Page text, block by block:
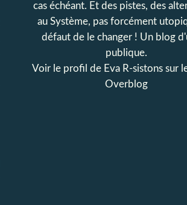
cas échéant. Et des pistes, des
au Système, pas forcément
défaut de le changer ! Un blog
publique.
Voir le profil de Eva R-sistons sur
Overblog